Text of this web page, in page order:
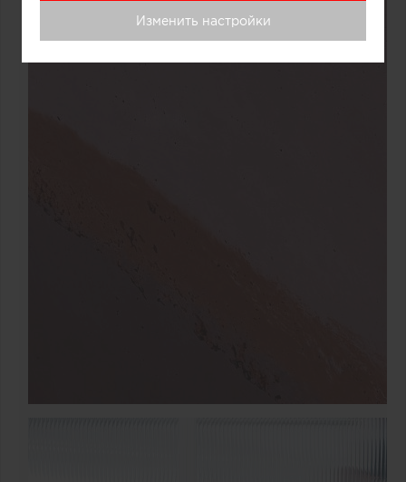
Изменить настройки